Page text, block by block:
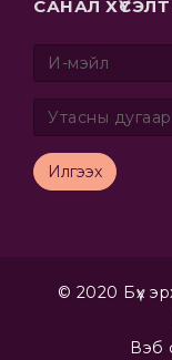
САНАЛ
Илгээх
© 2020 Бүх
Вэб